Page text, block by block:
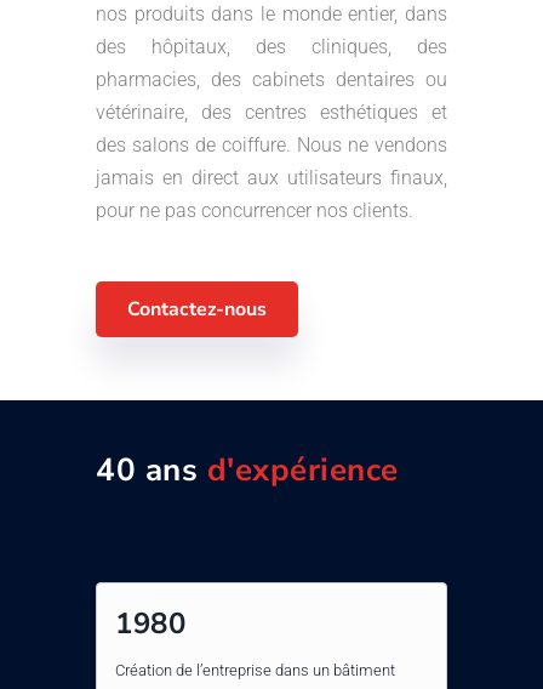
nos produits dans le monde entier, dans
des hôpitaux, des cliniques, des
pharmacies, des cabinets dentaires ou
vétérinaire, des centres esthétiques et
des salons de coiffure. Nous ne vendons
jamais en direct aux utilisateurs finaux,
pour ne pas concurrencer nos clients.
Contactez-nous
40 ans d'expérience
1980
Création de l’entreprise dans un bâtiment